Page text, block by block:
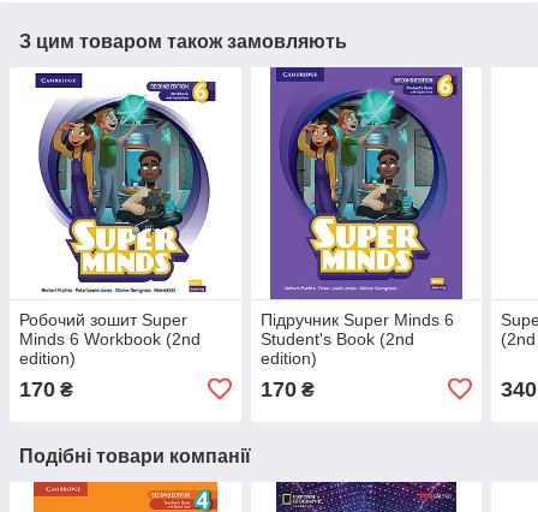
З цим товаром також замовляють
Робочий зошит Super
Minds 6 Workbook (2nd
edition)
170 ₴
Підручник Super Minds 6
Student's Book (2nd
edition)
170₴ 340
Подібні товари компанії